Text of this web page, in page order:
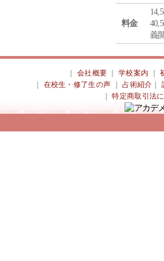
料金
義
会社概要 ｜学校案内 ｜
在校生・修了生の声 ｜占術紹介 ｜
｜特定商取引法